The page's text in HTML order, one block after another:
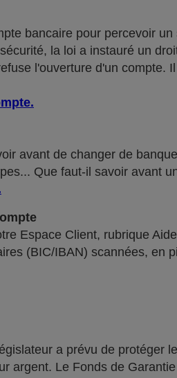
bancaire pour percevoir
la loi a instauré un
l'ouverture d'un
.
avant de changer de
Que faut-il savoir avant
Espace Client, rubrique
(BIC/IBAN) scannées, en
a prévu de protéger
argent. Le Fonds de